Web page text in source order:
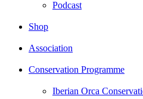
Podcast
Shop
Association
Conservation Programme
Iberian Orca